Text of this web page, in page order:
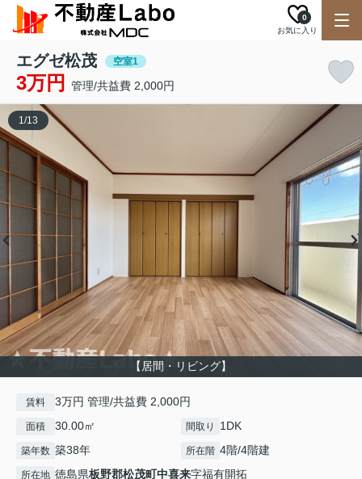
お気に入り
0
エグゼ松茂 空室1
3万円 管理/共益費 2,000円
【居間・リビング】
1/13
賃料 3万円 管理/共益費 2,000円
面積 30.00㎡ 間取り 1DK
築年数 築38年 所在階 4階/4階建
所在地 徳島県板野郡松茂町中喜来字福有開拓